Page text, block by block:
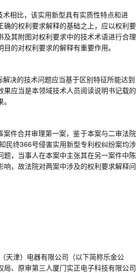
相比，该实用新型具有实质性特点和进
确的权利要求解释的基础之上， 应以权利要
及其附图对权利要求中的技术术语进行合理
的对权利要求的解释有重要作用。
决的技术问题应当基于区别特征所能达到
果应当是本领域技术人员阅读说明书记载的
案件合并审理第一案，鉴于本案与二审法院
民终366号侵害实用新型专利权纠纷案均涉
题，当事人在本案中主张其在另一案件中陈
响，故法院对两案中涉及的权利要求解释问
天津）电器有限公司（以下简称乐金公
局、原审第三人厦门实正电子科技有限公司